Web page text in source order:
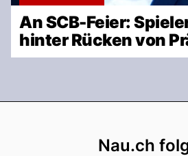
An SCB-Feier:
hinter Rücken von
Nau.ch